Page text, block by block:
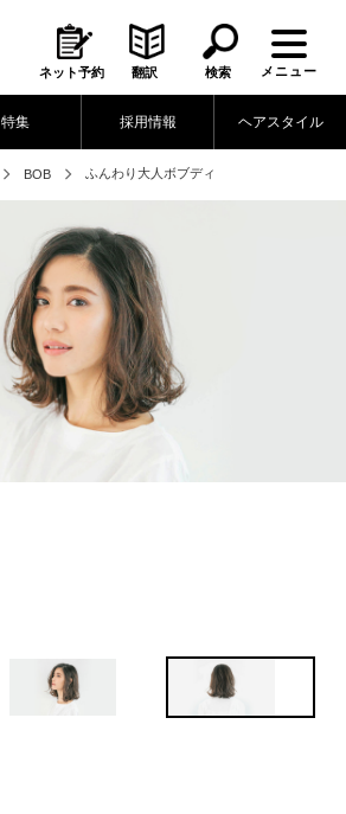
ネット予約 翻訳 検索 メニュー
特集 採用情報 ヘアスタイル
BOB ふんわり大人ボブディ